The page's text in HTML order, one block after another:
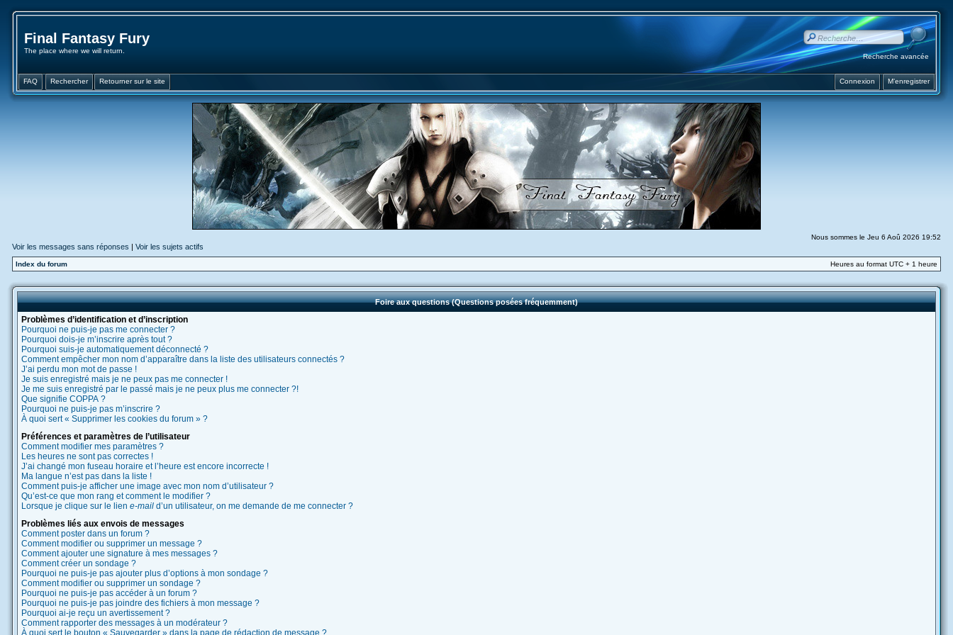
Final Fantasy Fury
The place where we will return.
Recherche avancée
FAQ Rechercher Retourner sur le site M’enregistrer
Connexion
Nous sommes le Jeu 6 Aoû 2026 19:52
Voir les messages sans réponses | Voir les sujets actifs
Index du forum Heures au format UTC + 1 heure
Foire aux questions (Questions posées fréquemment)
Problèmes d’identification et d’inscription
Pourquoi ne puis-je pas me connecter ?
Pourquoi dois-je m’inscrire après tout ?
Pourquoi suis-je automatiquement déconnecté ?
Comment empêcher mon nom d’apparaître dans la liste des utilisateurs connectés ?
J’ai perdu mon mot de passe !
Je suis enregistré mais je ne peux pas me connecter !
Je me suis enregistré par le passé mais je ne peux plus me connecter ?!
Que signifie COPPA ?
Pourquoi ne puis-je pas m’inscrire ?
À quoi sert « Supprimer les cookies du forum » ?
Préférences et paramètres de l’utilisateur
Comment modifier mes paramètres ?
Les heures ne sont pas correctes !
J’ai changé mon fuseau horaire et l’heure est encore incorrecte !
Ma langue n’est pas dans la liste !
Comment puis-je afficher une image avec mon nom d’utilisateur ?
Qu’est-ce que mon rang et comment le modifier ?
Lorsque je clique sur le lien e-mail d’un utilisateur, on me demande de me connecter ?
Problèmes liés aux envois de messages
Comment poster dans un forum ?
Comment modifier ou supprimer un message ?
Comment ajouter une signature à mes messages ?
Comment créer un sondage ?
Pourquoi ne puis-je pas ajouter plus d’options à mon sondage ?
Comment modifier ou supprimer un sondage ?
Pourquoi ne puis-je pas accéder à un forum ?
Pourquoi ne puis-je pas joindre des fichiers à mon message ?
Pourquoi ai-je reçu un avertissement ?
Comment rapporter des messages à un modérateur ?
À quoi sert le bouton « Sauvegarder » dans la page de rédaction de message ?